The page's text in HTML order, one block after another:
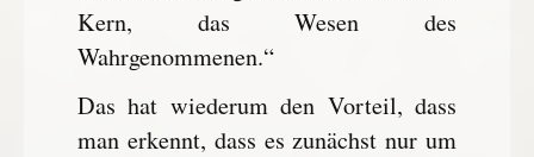
Kern, das Wesen des
Wahrgenommenen.“
Das hat wiederum den Vorteil, dass
man erkennt, dass es zunächst nur um